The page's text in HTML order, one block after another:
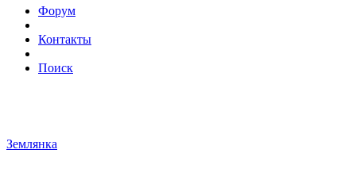
Форум
Контакты
Поиск
Землянка